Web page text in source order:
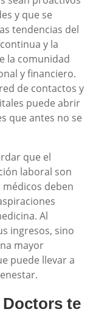
y que se
tendencias del
y la
la comunidad
y financiero.
de contactos y
puede abrir
que antes no se
que el
laboral son
deben
Al
ingresos, sino
mayor
puede llevar a
Doctors te